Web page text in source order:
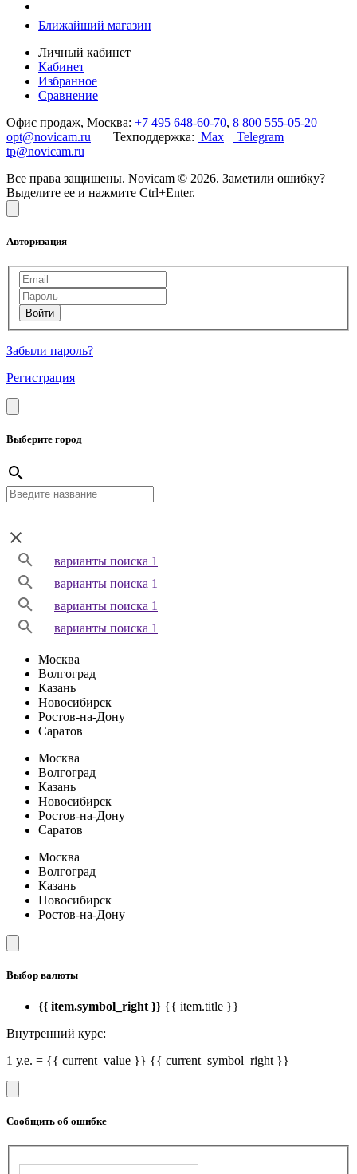
Ближайший магазин
Личный кабинет
Кабинет
Избранное
Сравнение
Офис продаж, Москва: +7 495 648-60-70, 8 800 555-05-20
opt@novicam.ru Техподдержка: Max
Telegram
tp@novicam.ru
Все права защищены. Novicam © 2026. Заметили ошибку?
Выделите ее и нажмите Ctrl+Enter.
Авторизация
Забыли пароль?
Регистрация
Выберите город
варианты поиска 1
варианты поиска 1
варианты поиска 1
варианты поиска 1
Москва
Волгоград
Казань
Новосибирск
Ростов-на-Дону
Саратов
Москва
Волгоград
Казань
Новосибирск
Ростов-на-Дону
Саратов
Москва
Волгоград
Казань
Новосибирск
Ростов-на-Дону
Выбор валюты
{{ item.symbol_right }} {{ item.title }}
Внутренний курс:
1 у.е. = {{ current_value }} {{ current_symbol_right }}
Сообщить об ошибке